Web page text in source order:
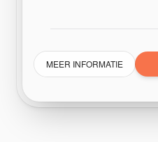
MEER INFORMATIE